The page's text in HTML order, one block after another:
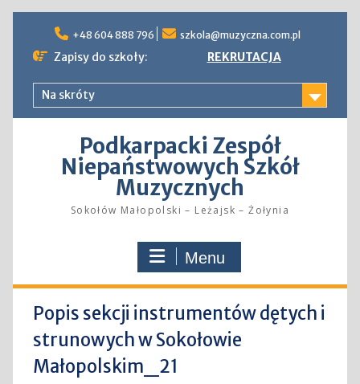
content
+48 604 888 796 szkola@muzyczna.com.pl
Zapisy do szkoły: REKRUTACJA
Na skróty
Podkarpacki Zespół
Niepaństwowych Szkół
Muzycznych
Sokołów Małopolski – Leżajsk – Żołynia
Menu
Popis sekcji instrumentów dętych i
strunowych w Sokołowie
Małopolskim_21